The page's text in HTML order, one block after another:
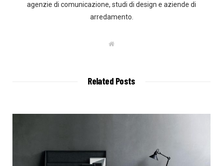
agenzie di comunicazione, studi di design e aziende di
arredamento.
W
Related Posts